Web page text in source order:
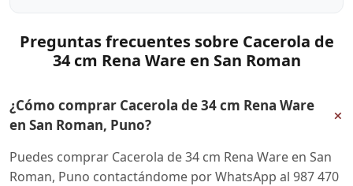
Preguntas frecuentes sobre Cacerola de
34 cm Rena Ware en San Roman
¿Cómo comprar Cacerola de 34 cm Rena Ware
en San Roman, Puno?
+
Puedes comprar Cacerola de 34 cm Rena Ware en San
Roman, Puno contactándome por WhatsApp al 987 470